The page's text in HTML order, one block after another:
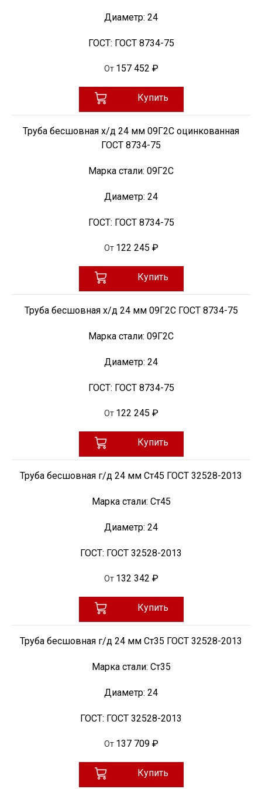
Диаметр: 24
ГОСТ: ГОСТ 8734-75
От 157 452 ₽
Купить
Труба бесшовная х/д 24 мм 09Г2С оцинкованная
ГОСТ 8734-75
Марка стали: 09Г2С
Диаметр: 24
ГОСТ: ГОСТ 8734-75
От 122 245 ₽
Купить
Труба бесшовная х/д 24 мм 09Г2С ГОСТ 8734-75
Марка стали: 09Г2С
Диаметр: 24
ГОСТ: ГОСТ 8734-75
От 122 245 ₽
Купить
Труба бесшовная г/д 24 мм Ст45 ГОСТ 32528-2013
Марка стали: Ст45
Диаметр: 24
ГОСТ: ГОСТ 32528-2013
От 132 342 ₽
Купить
Труба бесшовная г/д 24 мм Ст35 ГОСТ 32528-2013
Марка стали: Ст35
Диаметр: 24
ГОСТ: ГОСТ 32528-2013
От 137 709 ₽
Купить